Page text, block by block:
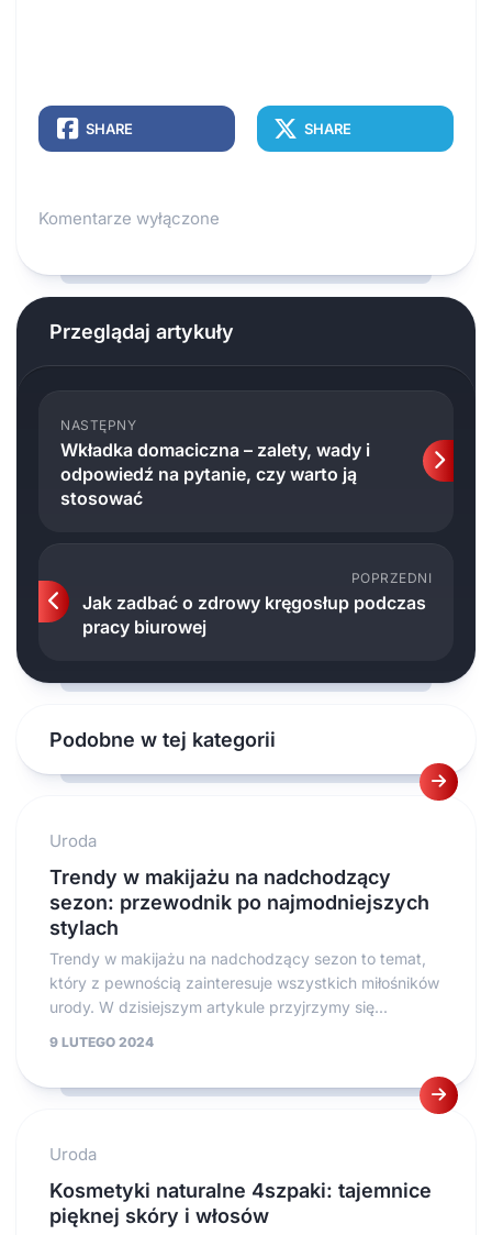
SHARE SHARE
Komentarze wyłączone
Przeglądaj artykuły
NASTĘPNY
Wkładka domaciczna – zalety, wady i
odpowiedź na pytanie, czy warto ją
stosować
POPRZEDNI
Jak zadbać o zdrowy kręgosłup podczas
pracy biurowej
Podobne w tej kategorii
Uroda
Trendy w makijażu na nadchodzący
sezon: przewodnik po najmodniejszych
stylach
Trendy w makijażu na nadchodzący sezon to temat,
który z pewnością zainteresuje wszystkich miłośników
urody. W dzisiejszym artykule przyjrzymy się...
9 LUTEGO 2024
Uroda
Kosmetyki naturalne 4szpaki: tajemnice
pięknej skóry i włosów